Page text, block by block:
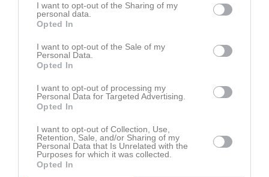
I want to opt-out of the Sharing of my
personal data.
Opted In
I want to opt-out of the Sale of my
Personal Data.
Opted In
I want to opt-out of processing my
Personal Data for Targeted Advertising.
Opted In
I want to opt-out of Collection, Use,
Retention, Sale, and/or Sharing of my
Personal Data that Is Unrelated with the
Purposes for which it was collected.
Opted In
Ingen video uppladdad
Logga in och ladda upp ert första klipp
Senast uppdaterade album
Inget album finns skapat
Logga in som administratör och skapa ert första album